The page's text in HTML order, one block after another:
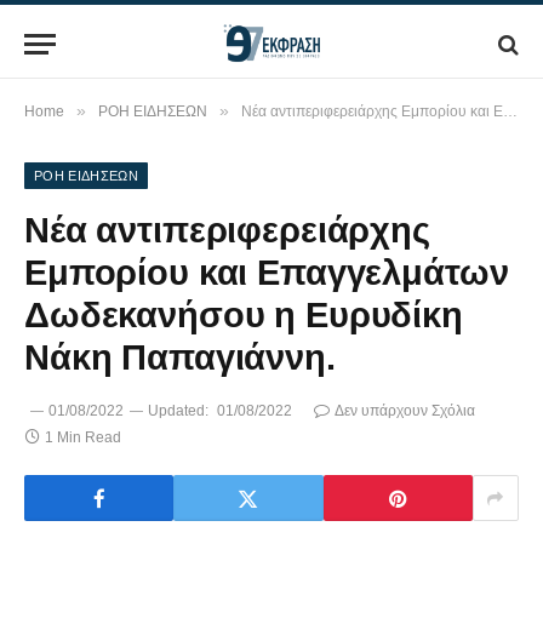
Home » ΡΟΗ ΕΙΔΗΣΕΩΝ » Νέα αντιπεριφερειάρχης Εμπορίου και Επαγγελμάτων Δωδεκανήσου η Ευρυδίκη Νάκη Παπαγιάννη.
ΡΟΗ ΕΙΔΗΣΕΩΝ
Νέα αντιπεριφερειάρχης
Εμπορίου και Επαγγελμάτων
Δωδεκανήσου η Ευρυδίκη
Νάκη Παπαγιάννη.
01/08/2022 Updated: 01/08/2022
Δεν υπάρχουν Σχόλια
1 Min Read